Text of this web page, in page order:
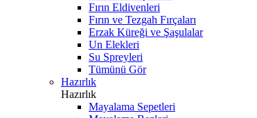
Fırın Eldivenleri
Fırın ve Tezgah Fırçaları
Erzak Küreği ve Şaşulalar
Un Elekleri
Su Spreyleri
Tümünü Gör
Hazırlık
Hazırlık
Mayalama Sepetleri